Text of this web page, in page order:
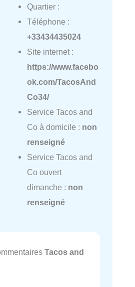
Quartier :
Téléphone :
+33434435024
Site internet :
https://www.facebo
ok.com/TacosAnd
Co34/
Service Tacos and
Co à domicile : non
renseigné
Service Tacos and
Co ouvert
dimanche : non
renseigné
Tacos and